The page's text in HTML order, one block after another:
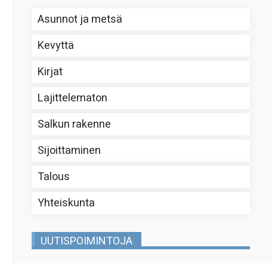
Asunnot ja metsä
Kevyttä
Kirjat
Lajittelematon
Salkun rakenne
Sijoittaminen
Talous
Yhteiskunta
UUTISPOIMINTOJA